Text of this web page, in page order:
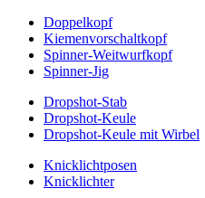
Doppelkopf
Kiemenvorschaltkopf
Spinner-Weitwurfkopf
Spinner-Jig
Dropshot-Stab
Dropshot-Keule
Dropshot-Keule mit Wirbel
Knicklichtposen
Knicklichter